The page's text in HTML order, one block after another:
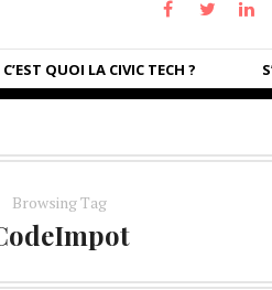
C’EST QUOI LA CIVIC TECH ?
Browsing Tag